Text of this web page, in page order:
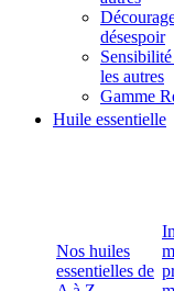
désespoir
les autres
Gamme
Huile essentielle
Nos huiles
essentielles de